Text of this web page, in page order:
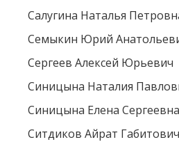
Салугина Наталья
Семыкин Юрий
Сергеев Алексей Юрьевич
Синицына Наталия
Синицына Елена Сергеевна
Ситдиков Айрат Габитович